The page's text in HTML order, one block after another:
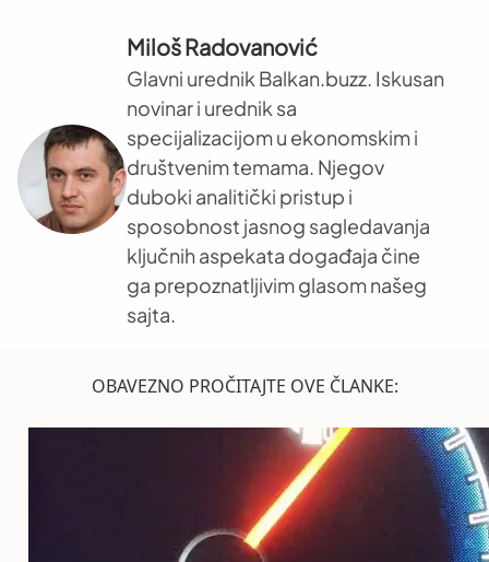
Miloš Radovanović
Glavni urednik Balkan.buzz. Iskusan
novinar i urednik sa
specijalizacijom u ekonomskim i
društvenim temama. Njegov
duboki analitički pristup i
sposobnost jasnog sagledavanja
ključnih aspekata događaja čine
ga prepoznatljivim glasom našeg
sajta.
OBAVEZNO PROČITAJTE OVE ČLANKE: